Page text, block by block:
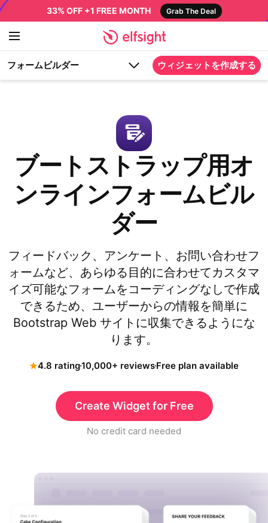
33% OFF +1 FREE MONTH Grab The Deal
フォームビルダー ウィジェットを作成する
ブートストラップ用オ
ンラインフォームビル
ダー
フィードバック、アンケート、お問い合わせフ
ォームなど、あらゆる目的に合わせてカスタマ
イズ可能なフォームをコーディングなしで作成
できるため、ユーザーからの情報を簡単に
Bootstrap Web サイトに収集できるようにな
ります。
4.8 rating10,000+ reviewsFree plan available
Create Widget for Free
No credit card needed